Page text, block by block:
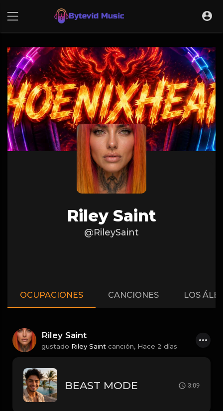
Riley Saint
@RileySaint
OCUPACIONES CANCIONES LOS
Riley Saint
gustado Riley Saint canción, Hace 2 días
BEAST MODE 3:09